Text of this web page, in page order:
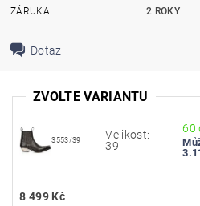
ZÁRUKA
2 ROKY
Dotaz
ZVOLTE VARIANTU
3553/39
Velikost:
39
60
8 499 Kč